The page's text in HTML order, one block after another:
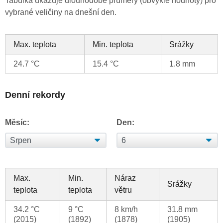
vybrané veličiny na dnešní den.
Max. teplota Min. teplota Srážky
24.7 °C 15.4 °C 1.8 mm
Denní rekordy
Měsíc: Den:
Max.
teplota
Min.
teplota
Náraz
větru
Srážky
34.2 °C
(2015)
9 °C
(1892)
8 km/h
(1878)
31.8 mm
(1905)